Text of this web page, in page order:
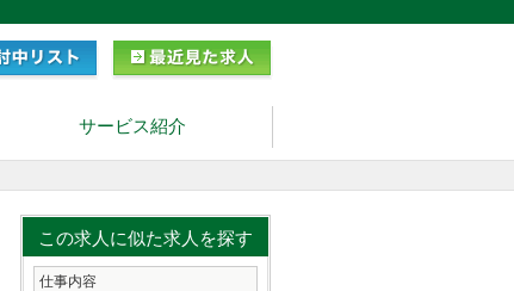
サービス紹介
この求人に似た求人を探す
仕事内容